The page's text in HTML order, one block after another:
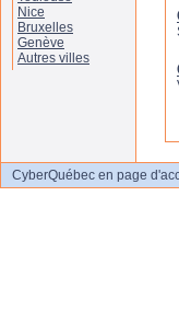
Nice
Bruxelles
Genève
Autres villes
CyberQuébec en page